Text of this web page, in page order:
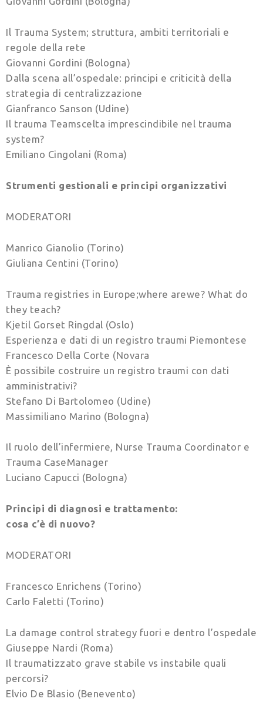
Il Trauma System; struttura, ambiti territoriali e
regole della rete
Giovanni Gordini (Bologna)
Dalla scena all’ospedale: principi e criticità della
strategia di centralizzazione
Gianfranco Sanson (Udine)
Il trauma Teamscelta imprescindibile nel trauma
system?
Emiliano Cingolani (Roma)
Strumenti gestionali e principi organizzativi
MODERATORI
Manrico Gianolio (Torino)
Giuliana Centini (Torino)
Trauma registries in Europe;where arewe? What do
they teach?
Kjetil Gorset Ringdal (Oslo)
Esperienza e dati di un registro traumi Piemontese
Francesco Della Corte (Novara
È possibile costruire un registro traumi con dati
amministrativi?
Stefano Di Bartolomeo (Udine)
Massimiliano Marino (Bologna)
Il ruolo dell’infermiere, Nurse Trauma Coordinator e
Trauma CaseManager
Luciano Capucci (Bologna)
Principi di diagnosi e trattamento:
cosa c’è di nuovo?
MODERATORI
Francesco Enrichens (Torino)
Carlo Faletti (Torino)
La damage control strategy fuori e dentro l’ospedale
Giuseppe Nardi (Roma)
Il traumatizzato grave stabile vs instabile quali
percorsi?
Elvio De Blasio (Benevento)